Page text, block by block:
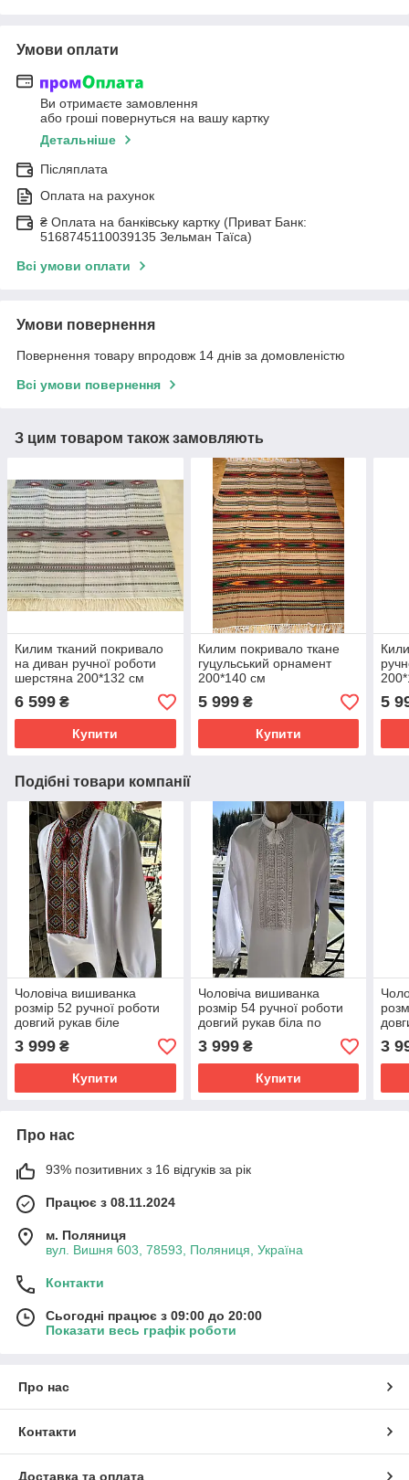
Умови оплати
Ви отримаєте замовлення
або гроші повернуться на вашу картку
Детальніше
Післяплата
Оплата на рахунок
₴ Оплата на банківську картку (Приват Банк:
5168745110039135 Зельман Таїса)
Всі умови оплати
Умови повернення
Повернення товару впродовж 14 днів за домовленістю
Всі умови повернення
З цим товаром також замовляють
Килим тканий покривало
на диван ручної роботи
шерстяна 200*132 см
6 599 ₴
Купити
Килим покривало ткане
гуцульський орнамент
200*140 см
5 999₴
Купити
5
Подібні товари компанії
Чоловіча вишиванка
розмір 52 ручної роботи
довгий рукав біле
гуцульська вишивка
3 999 ₴
Купити
Чоловіча вишиванка
розмір 54 ручної роботи
довгий рукав біла по
білому домоткане полотно
3 999₴
Купити
3
Про нас
93% позитивних з 16 відгуків за рік
Працює з 08.11.2024
м. Поляниця
вул. Вишня 603, 78593, Поляниця, Україна
Контакти
Сьогодні працює з 09:00 до 20:00
Показати весь графік роботи
Про нас
Контакти
Доставка та оплата